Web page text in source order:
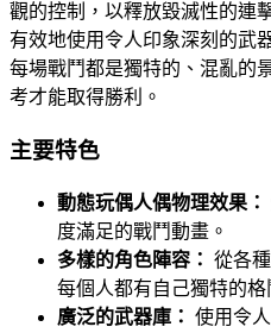
觀的控制，以釋放毀滅性的連
有效地使用令人印象深刻的武
每場戰鬥都是獨特的、混亂的
考才能取得勝利。
主要特色
動態玩偶人偶物理效果：
度滿足的戰鬥動畫。
多樣的角色陣容： 從各
每個人都有自己獨特的格
廣泛的武器庫： 使用令